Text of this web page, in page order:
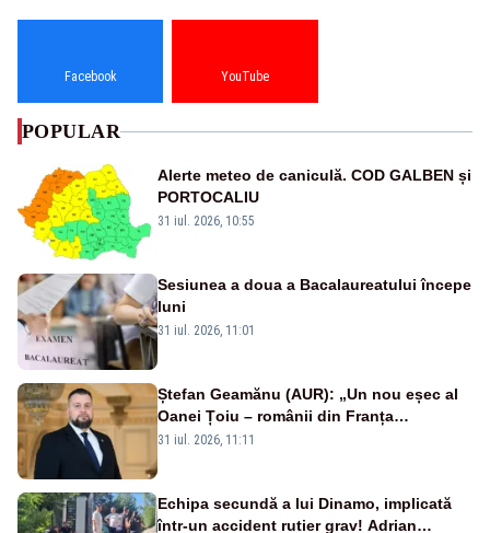
Facebook YouTube
POPULAR
Alerte meteo de caniculă. COD GALBEN și
PORTOCALIU
31 iul. 2026, 10:55
Sesiunea a doua a Bacalaureatului începe
luni
31 iul. 2026, 11:01
Ștefan Geamănu (AUR): „Un nou eșec al
Oanei Țoiu – românii din Franța
abandonați de propriul minister de
31 iul. 2026, 11:11
Echipa secundă a lui Dinamo, implicată
într-un accident rutier grav! Adrian